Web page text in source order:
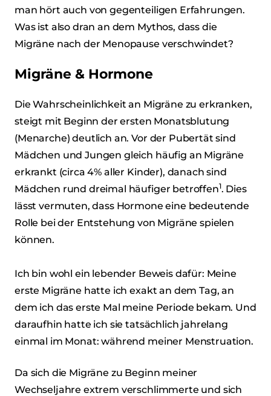
man hört auch von gegenteiligen Erfahrungen.
Was ist also dran an dem Mythos, dass die
Migräne nach der Menopause verschwindet?
Migräne & Hormone
Die Wahrscheinlichkeit an Migräne zu erkranken,
steigt mit Beginn der ersten Monatsblutung
(Menarche) deutlich an. Vor der Pubertät sind
Mädchen und Jungen gleich häufig an Migräne
erkrankt (circa 4% aller Kinder), danach sind
Mädchen rund dreimal häufiger betroffen1. Dies
lässt vermuten, dass Hormone eine bedeutende
Rolle bei der Entstehung von Migräne spielen
können.
Ich bin wohl ein lebender Beweis dafür: Meine
erste Migräne hatte ich exakt an dem Tag, an
dem ich das erste Mal meine Periode bekam. Und
daraufhin hatte ich sie tatsächlich jahrelang
einmal im Monat: während meiner Menstruation.
Da sich die Migräne zu Beginn meiner
Wechseljahre extrem verschlimmerte und sich